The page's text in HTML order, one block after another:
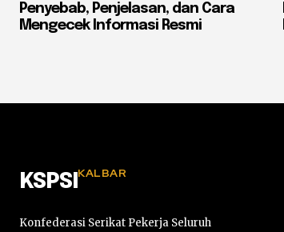
Penyebab, Penjelasan, dan Cara
Mengecek Informasi Resmi
KSPSI KALBAR
Konfederasi Serikat Pekerja Seluruh